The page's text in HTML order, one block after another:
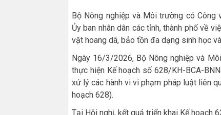
Bộ Nông nghiệp và Môi trường có
Ủy ban nhân dân các tỉnh, thành phố về
vật hoang dã, bảo tồn đa dạng sinh học
Ngày 16/3/2026, Bộ Nông nghiệp và
thực hiện Kế hoạch số 628/KH-BCA-
xử lý các hành vi vi phạm pháp luật liên
hoạch 628).
Tại Hội nghị, kết quả triển khai Kế hoạch